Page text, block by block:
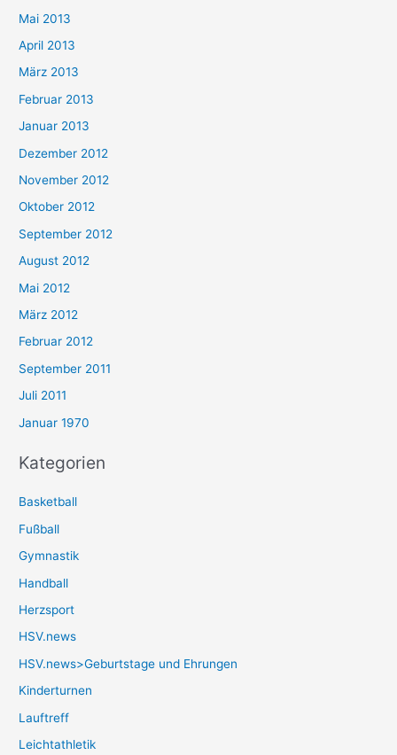
Mai 2013
April 2013
März 2013
Februar 2013
Januar 2013
Dezember 2012
November 2012
Oktober 2012
September 2012
August 2012
Mai 2012
März 2012
Februar 2012
September 2011
Juli 2011
Januar 1970
Kategorien
Basketball
Fußball
Gymnastik
Handball
Herzsport
HSV.news
HSV.news>Geburtstage und Ehrungen
Kinderturnen
Lauftreff
Leichtathletik